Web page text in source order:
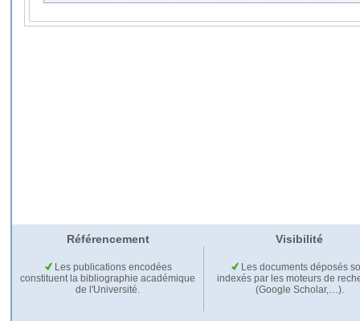
Référencement Visibilité
Les publications encodées
constituent la bibliographie académique
de l'Université.
Les documents déposés
indexés par les moteurs de
(Google Scholar,…).